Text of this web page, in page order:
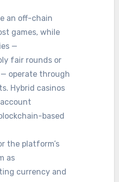
an off-chain
games, while
—
fair rounds or
operate through
Hybrid casinos
based
the platform’s
as
currency and